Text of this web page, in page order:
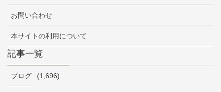
お問い合わせ
本サイトの利用について
記事一覧
ブログ (1,696)